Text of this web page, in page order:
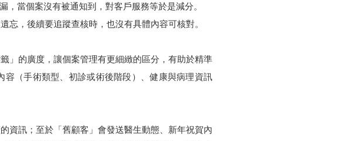
，當個案沒有被通知到，對客戶服務等於是減分。
忘，後續要追蹤查核時，也沒有具體內容可核對。
」的廣度，讓個案管理有更細緻的區分，有助於精準
（手術類型、初診或術後階段）、健康與病理資訊
資訊；至於「舊顧客」會發送醫生動態、新年祝賀內